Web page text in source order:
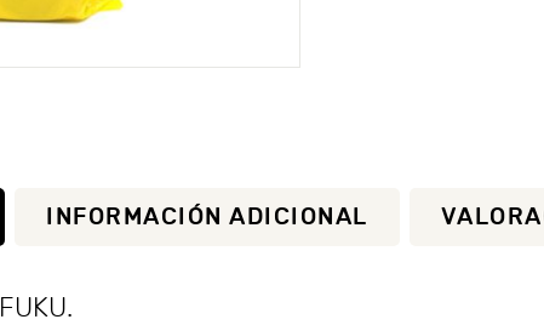
INFORMACIÓN ADICIONAL